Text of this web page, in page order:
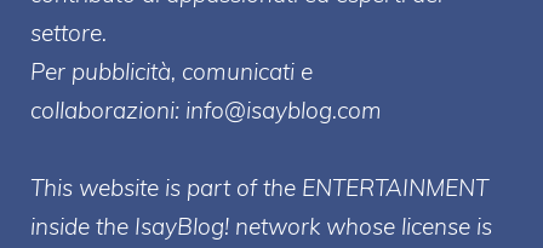
settore.
Per pubblicità, comunicati e
collaborazioni: info@isayblog.com
This website is part of the ENTERTAINMENT
inside the IsayBlog! network whose license is